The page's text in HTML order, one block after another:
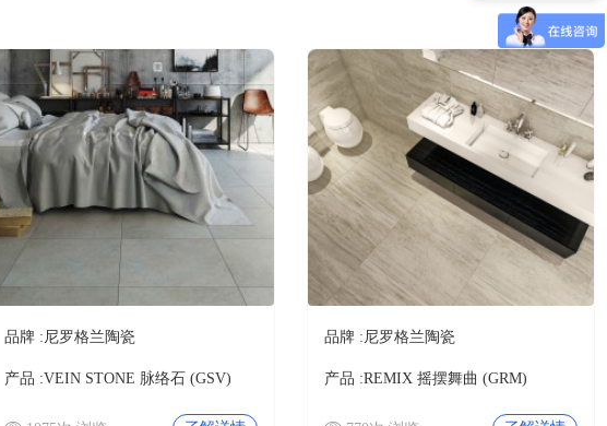
2分钟前 山东甘先生成功提交需求
4分钟前 广东古先生成功提交需求
12分钟前 湖北胡先生成功提交需求
品牌 :尼罗格兰陶瓷
产品 :VEIN STONE 脉络石 (GSV)
品牌 :尼罗格兰陶瓷
产品 :REMIX 摇摆舞曲 (GRM)